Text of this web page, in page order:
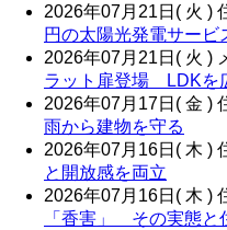
2026年07月21日( 火 )
円の太陽光発電サービ
2026年07月21日( 火 )
ラット扉登場 LDKを
2026年07月17日( 金 )
雨から建物を守る
2026年07月16日( 木 )
と開放感を両立
2026年07月16日( 木 )
「香害」 その実態と